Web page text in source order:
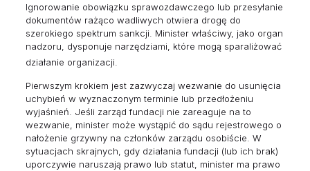
Ignorowanie obowiązku sprawozdawczego lub przesyłanie
dokumentów rażąco wadliwych otwiera drogę do
szerokiego spektrum sankcji. Minister właściwy, jako organ
nadzoru, dysponuje narzędziami, które mogą sparaliżować
działanie organizacji.
Pierwszym krokiem jest zazwyczaj wezwanie do usunięcia
uchybień w wyznaczonym terminie lub przedłożeniu
wyjaśnień. Jeśli zarząd fundacji nie zareaguje na to
wezwanie, minister może wystąpić do sądu rejestrowego o
nałożenie grzywny na członków zarządu osobiście. W
sytuacjach skrajnych, gdy działania fundacji (lub ich brak)
uporczywie naruszają prawo lub statut, minister ma prawo